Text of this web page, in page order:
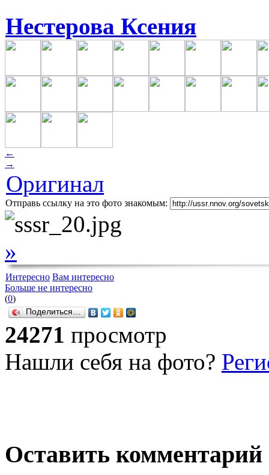
Нестерова Ксения
←
→
Оригинал
Отправь ссылку на это фото знакомым:
»
Интересно Вам интересно
Больше не интересно
(0)
Поделиться…
24271 просмотр
Нашли себя на фото?
Оставить комментарий